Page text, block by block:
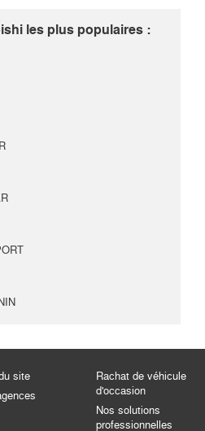
les plus populaires :
site
Rachat de véhicule
d'occasion
Nos solutions
professionnelles